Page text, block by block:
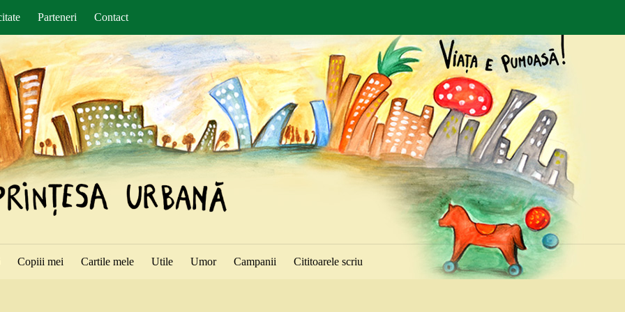
Parteneri Contact
Copiii mei Cartile mele Utile Umor Campanii Cititoarele scriu